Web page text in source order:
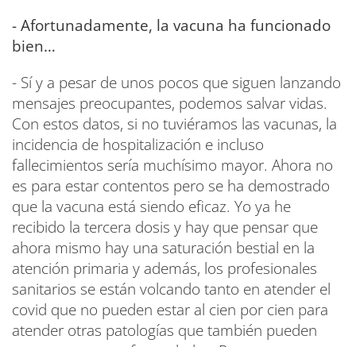
- Afortunadamente, la vacuna ha funcionado
bien…
- Sí y a pesar de unos pocos que siguen lanzando
mensajes preocupantes, podemos salvar vidas.
Con estos datos, si no tuviéramos las vacunas, la
incidencia de hospitalización e incluso
fallecimientos sería muchísimo mayor. Ahora no
es para estar contentos pero se ha demostrado
que la vacuna está siendo eficaz. Yo ya he
recibido la tercera dosis y hay que pensar que
ahora mismo hay una saturación bestial en la
atención primaria y además, los profesionales
sanitarios se están volcando tanto en atender el
covid que no pueden estar al cien por cien para
atender otras patologías que también pueden